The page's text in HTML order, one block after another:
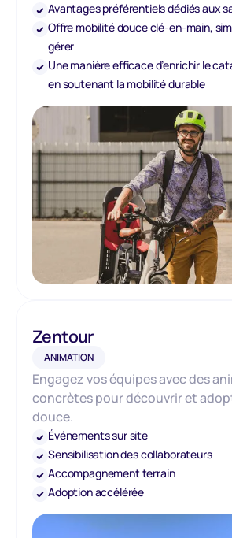
Avantages préférentiels dédiés aux
Offre mobilité douce clé-en-main,
gérer
Une manière efficace d’enrichir le
en soutenant la mobilité durable
Zentour
ANIMATION
Engagez vos équipes avec des
concrètes pour découvrir et
douce.
Événements sur site
Sensibilisation des collaborateurs
Accompagnement terrain
Adoption accélérée